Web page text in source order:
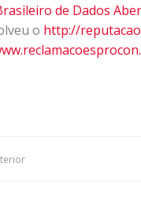
de Dados
o http://